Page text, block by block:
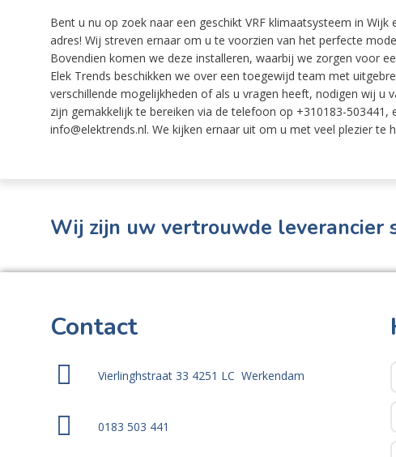
Bent u nu op zoek naar een geschikt VRF klimaatsysteem in
adres! Wij streven ernaar om u te voorzien van het perfecte
Bovendien komen we deze installeren, waarbij we zorgen voor
Elek Trends beschikken we over een toegewijd team met
verschillende mogelijkheden of als u vragen heeft, nodigen wij u
zijn gemakkelijk te bereiken via de telefoon op +310183-
info@elektrends.nl. We kijken ernaar uit om u met veel plezier te
Wij zijn uw vertrouwde leverancier
Contact
Vierlinghstraat 33 4251 LC Werkendam
0183 503 441